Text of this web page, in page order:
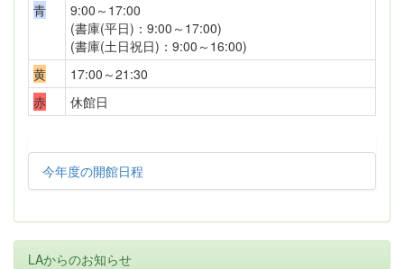
青
9:00～17:00
(書庫(平日)：9:00～17:00)
(書庫(土日祝日)：9:00～16:00)
黄
17:00～21:30
赤
休館日
今年度の開館日程
LAからのお知らせ